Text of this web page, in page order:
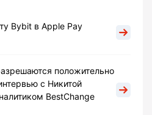
Bybit в Apple Pay
положительно
с Никитой
BestChange